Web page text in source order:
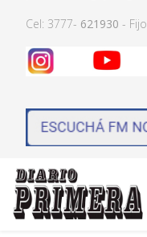
Cel: 3777- 621930 -